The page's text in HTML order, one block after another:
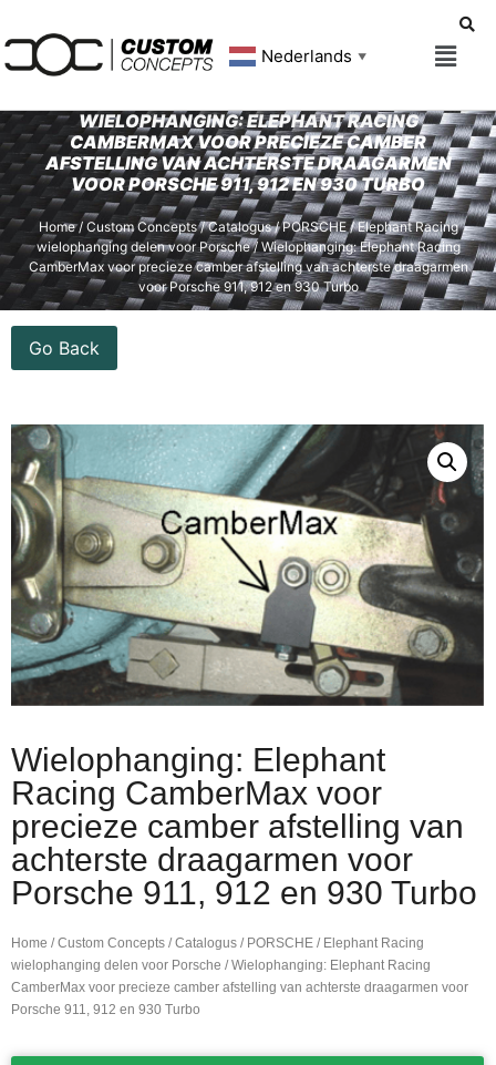
Nederlands ▼
WIELOPHANGING: ELEPHANT RACING
CAMBERMAX VOOR PRECIEZE CAMBER
AFSTELLING VAN ACHTERSTE DRAAGARMEN
VOOR PORSCHE 911, 912 EN 930 TURBO
Home/ Custom Concepts/Catalogus/PORSCHE/Elephant Racing
wielophanging delen voor Porsche/ Wielophanging: Elephant Racing
CamberMax voor precieze camber afstelling van achterste draagarmen
voor Porsche 911, 912 en 930 Turbo
Go Back
Wielophanging: Elephant
Racing CamberMax voor
precieze camber afstelling van
achterste draagarmen voor
Porsche 911, 912 en 930 Turbo
Home /Custom Concepts /Catalogus / PORSCHE / Elephant Racing
wielophanging delen voor Porsche / Wielophanging: Elephant Racing
CamberMax voor precieze camber afstelling van achterste draagarmen voor
Porsche 911, 912 en 930 Turbo